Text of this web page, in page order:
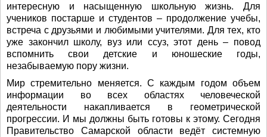
интересную и насыщенную школьную жизнь. Для
учеников постарше и студентов – продолжение учебы,
встреча с друзьями и любимыми учителями. Для тех, кто
уже закончил школу, вуз или ссуз, этот день – повод
вспомнить свои детские и юношеские годы,
незабываемую пору жизни.
Мир стремительно меняется. С каждым годом объем
информации во всех областях человеческой
деятельности накапливается в геометрической
прогрессии. И мы должны быть готовы к этому. Сегодня
Правительство Самарской области ведёт системную